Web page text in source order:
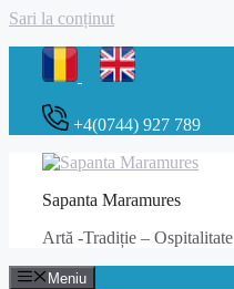
Sari la conținut
+4(0744) 927 789
Sapanta Maramures
Artă -Tradiție – Ospitalitate
Meniu